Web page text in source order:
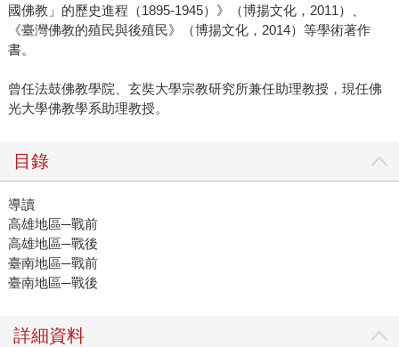
國佛教」的歷史進程（1895-1945）》（博揚文化，2011）、
《臺灣佛教的殖民與後殖民》（博揚文化，2014）等學術著作
書。
曾任法鼓佛教學院、玄奘大學宗教研究所兼任助理教授，現任佛
光大學佛教學系助理教授。
目錄
導讀
高雄地區─戰前
高雄地區─戰後
臺南地區─戰前
臺南地區─戰後
詳細資料